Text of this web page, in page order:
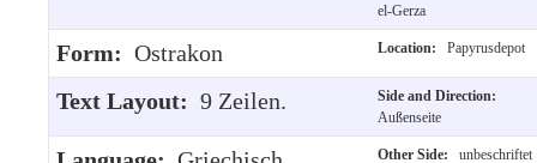
el-Gerza
Form: Ostrakon Location: Papyrusdepot
Text Layout: 9 Zeilen.
Side and Direction:
Außenseite
Other Side: unbeschriftet